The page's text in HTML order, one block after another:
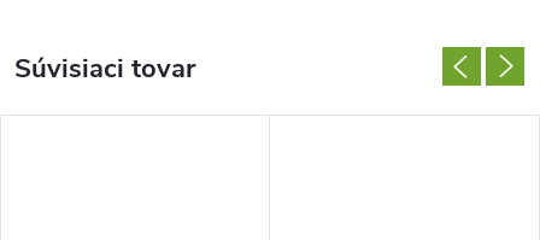
Súvisiaci tovar